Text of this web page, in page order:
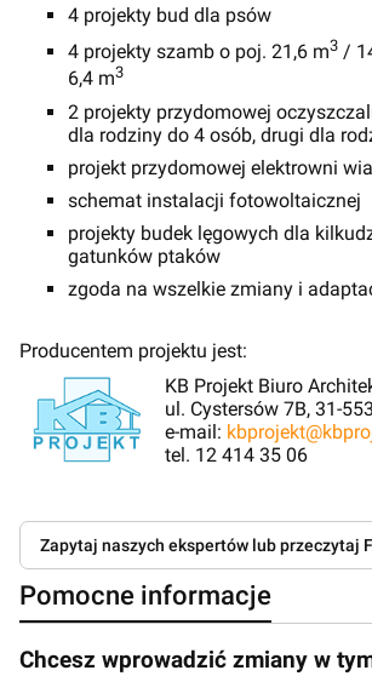
4 projekty bud dla psów
4 projekty szamb o poj. 21,6 m3 /
6,4 m3
2 projekty przydomowej
dla rodziny do 4 osób, drugi dla
projekt przydomowej elektrowni
schemat instalacji fotowoltaicznej
projekty budek lęgowych dla
gatunków ptaków
zgoda na wszelkie zmiany i
Producentem projektu jest:
KB Projekt Biuro
ul. Cystersów 7B, 31-
e-mail:
tel. 12 414 35 06
Zapytaj naszych ekspertów lub przeczytaj
Pomocne informacje
Chcesz wprowadzić zmiany w